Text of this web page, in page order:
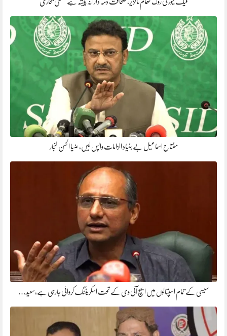
فیک نیوز کی روک تھام ناگزیر، صحافت ذمہ دارانہ پیشہ ہے عظمیٰ بخاری
مفتاح اسماعیل بے بنیاد الزامات واپس لیں، ضیا الحسن لنجار
سیسی کے تمام اسپتالوں میں ایچ آئی وی کے تحت اسکریننگ کروائی جارہی ہے،سعید…